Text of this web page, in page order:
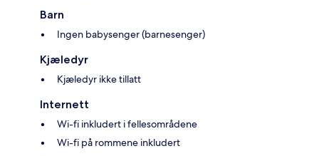
Barn
Ingen babysenger (barnesenger)
Kjæledyr
Kjæledyr ikke tillatt
Internett
Wi-fi inkludert i fellesområdene
Wi-fi på rommene inkludert